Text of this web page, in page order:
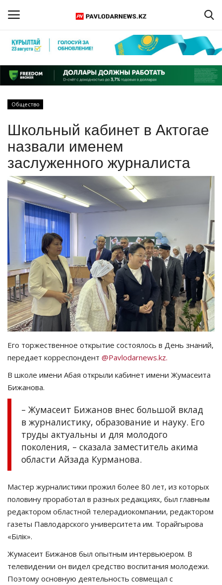
Регистрация
Главная
КАЗАХСТАН
МИР
СПЕЦПРОЕКТЫ
СПОРТ
Чек-лист
РАЗВЛЕЧЕНИЯ
OFFICIAL
Курултай
Қазақша
Общество
Школьный кабинет в Актогае
назвали именем
заслуженного журналиста
Его торжественное открытие состоялось в День знаний,
передает корреспондент @Pavlodarnews.kz.
В школе имени Абая открыли кабинет имени Жумасеита
Бижанова.
– Жумасеит Бижанов внес большой вклад
в журналистику, образование и науку. Его
труды актуальны и для молодого
поколения, – сказала заместитель акима
области Айзада Курманова.
Мастер журналистики прожил более 80 лет, из которых
половину проработал в разных редакциях, был главным
редактором областной телерадиокомпании, редактором
газеты Павлодарского университета им. Торайгырова
«Білік».
Жумасеит Бижанов был опытным интервьюером. В
телевидении он видел средство воспитания молодежи.
Поэтому основную деятельность совмещал с